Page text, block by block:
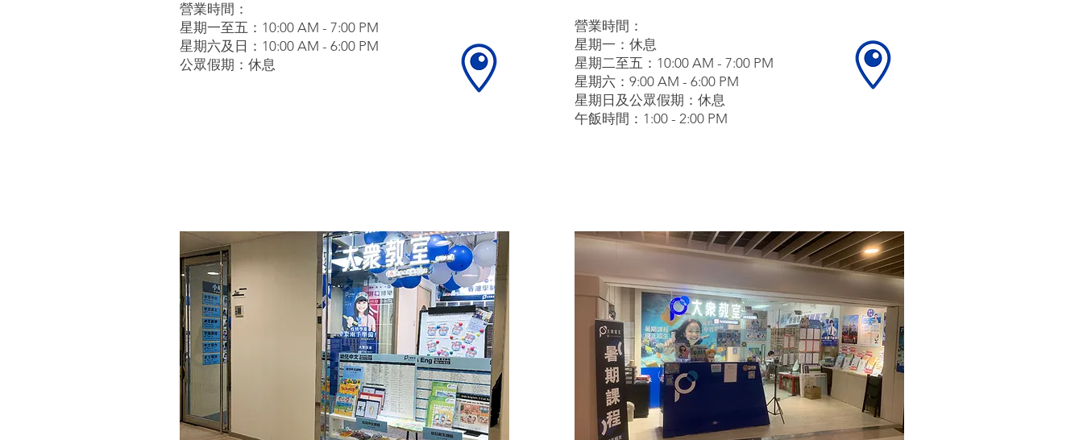
營業時間：
星期一至五：10:00 AM - 7:00 PM
星期六及日：10:00 AM - 6:00 PM
​公眾假期：休息
營業時間：
星期一：休息
星期二至五：10:00 AM - 7:00 PM
星期六 ：9:00 AM - 6:00 PM
星期日及公眾假期：休息
​午飯時間：1:00 - 2:00 PM